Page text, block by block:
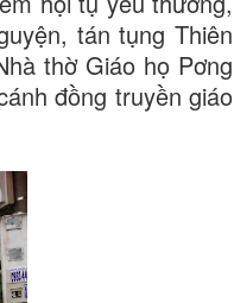
tán tụng Thiên
thờ Giáo họ Pơng
đồng truyền giáo